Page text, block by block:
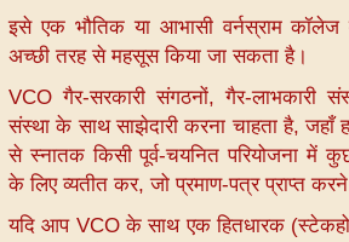
इसे एक भौतिक या आभासी वर्नस्राम
अच्छी तरह से महसूस किया जा सकता है।
VCO गैर-सरकारी संगठनों, गैर-लाभकारी
संस्था के साथ साझेदारी करना चाहता है, जहाँ
से स्नातक किसी पूर्व-चयनित परियोजना में
के लिए व्यतीत कर, जो प्रमाण-पत्र प्राप्त
यदि आप VCO के साथ एक हितधारक